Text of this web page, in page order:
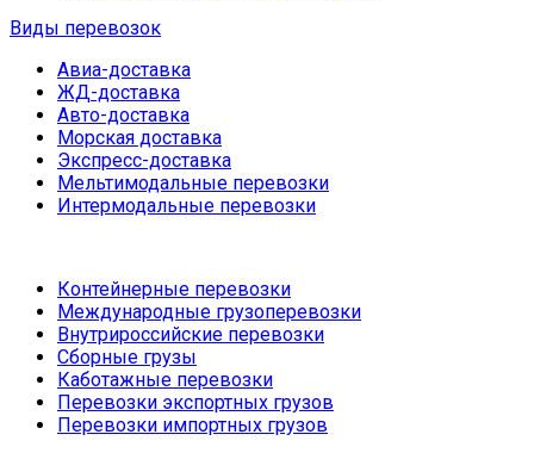
Виды перевозок
Авиа-доставка
ЖД-доставка
Авто-доставка
Морская доставка
Экспресс-доставка
Мельтимодальные перевозки
Интермодальные перевозки
Контейнерные перевозки
Международные грузоперевозки
Внутрироссийские перевозки
Сборные грузы
Каботажные перевозки
Перевозки экспортных грузов
Перевозки импортных грузов